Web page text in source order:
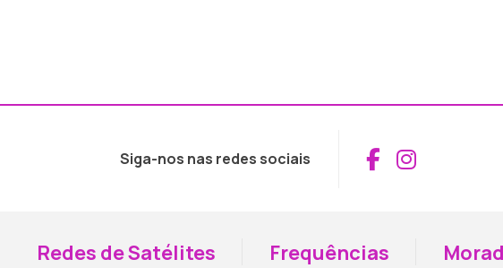
Siga-nos nas redes sociais Aceder ao
Aceder
Redes de Satélites Frequências